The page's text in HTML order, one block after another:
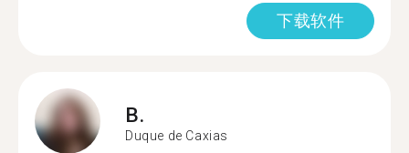
下载软件
B.
Duque de Caxias